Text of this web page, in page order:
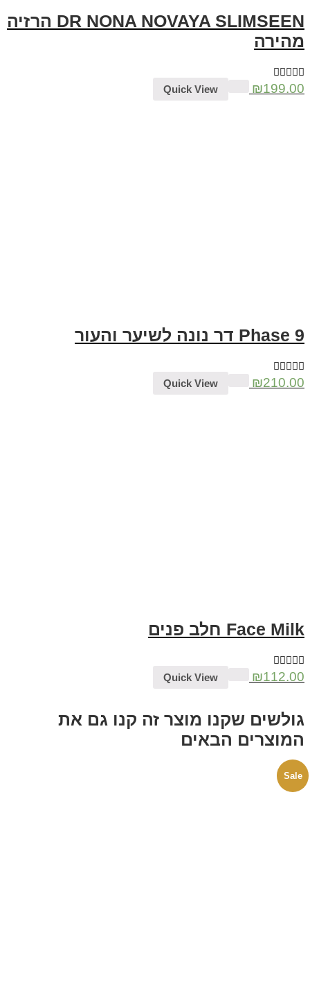
DR NONA NOVAYA SLIMSEEN הרזיה
מהירה
₪199.00
Quick View
Phase 9 דר נונה לשיער והעור
₪210.00
Quick View
Face Milk חלב פנים
₪112.00
Quick View
גולשים שקנו מוצר זה קנו גם את
המוצרים הבאים
Sale